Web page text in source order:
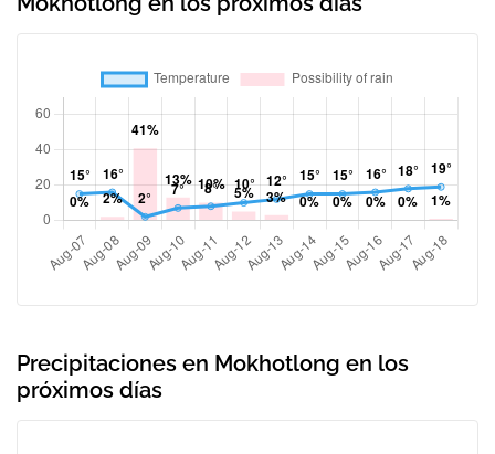
Precipitaciones en Mokhotlong en los
próximos días